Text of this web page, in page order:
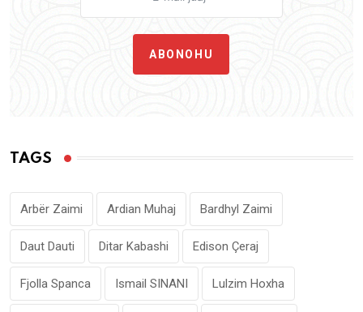
ABONOHU
TAGS
Arbër Zaimi Ardian Muhaj Bardhyl Zaimi
Daut Dauti Ditar Kabashi Edison Çeraj
Fjolla Spanca Ismail SINANI Lulzim Hoxha